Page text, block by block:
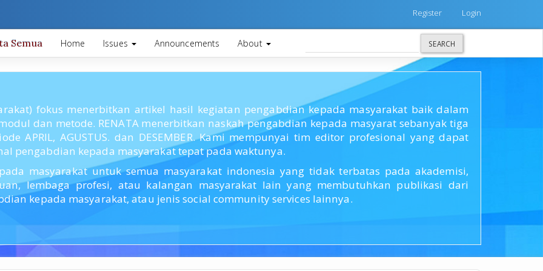
Register Login
Semua Home Issues Announcements About SEARCH
fokus menerbitkan artikel hasil kegiatan pengabdian kepada masyarakat baik dalam
dan metode. RENATA menerbitkan naskah pengabdian kepada masyarat sebanyak tiga
APRIL, AGUSTUS. dan DESEMBER. Kami mempunyai tim editor profesional yang dapat
pengabdian kepada masyarakat tepat pada waktunya.
masyarakat untuk semua masyarakat indonesia yang tidak terbatas pada akademisi,
lembaga profesi, atau kalangan masyarakat lain yang membutuhkan publikasi dari
kepada masyarakat, atau jenis social community services lainnya.